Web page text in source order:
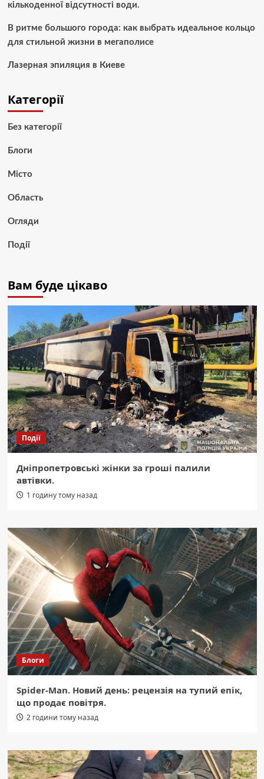
кількоденної відсутності води.
В ритме большого города: как выбрать идеальное кольцо
для стильной жизни в мегаполисе
Лазерная эпиляция в Киеве
Категорії
Без категорії
Блоги
Місто
Область
Огляди
Події
Вам буде цікаво
Події
Дніпропетровські жінки за гроші палили
автівки.
1 годину тому назад
Блоги
Spider-Man. Новий день: рецензія на тупий епік,
що продає повітря.
2 години тому назад